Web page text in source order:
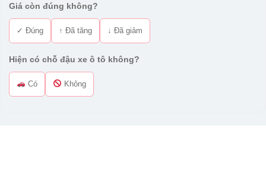
Giá còn đúng không?
✓ Đúng ↑ Đã tăng ↓ Đã giảm
Hiện có chỗ đậu xe ô tô không?
Có Không